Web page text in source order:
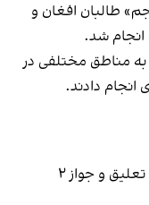
طالبان افغان و
انجام شد.
به مناطق مختلفی در
انجام دادند.